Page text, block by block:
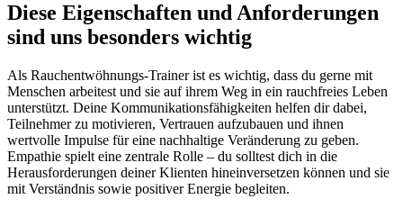
Diese Eigenschaften und Anforderungen
sind uns besonders wichtig
Als Rauchentwöhnungs-Trainer ist es wichtig, dass du gerne mit
Menschen arbeitest und sie auf ihrem Weg in ein rauchfreies Leben
unterstützt. Deine Kommunikationsfähigkeiten helfen dir dabei,
Teilnehmer zu motivieren, Vertrauen aufzubauen und ihnen
wertvolle Impulse für eine nachhaltige Veränderung zu geben.
Empathie spielt eine zentrale Rolle – du solltest dich in die
Herausforderungen deiner Klienten hineinversetzen können und sie
mit Verständnis sowie positiver Energie begleiten.